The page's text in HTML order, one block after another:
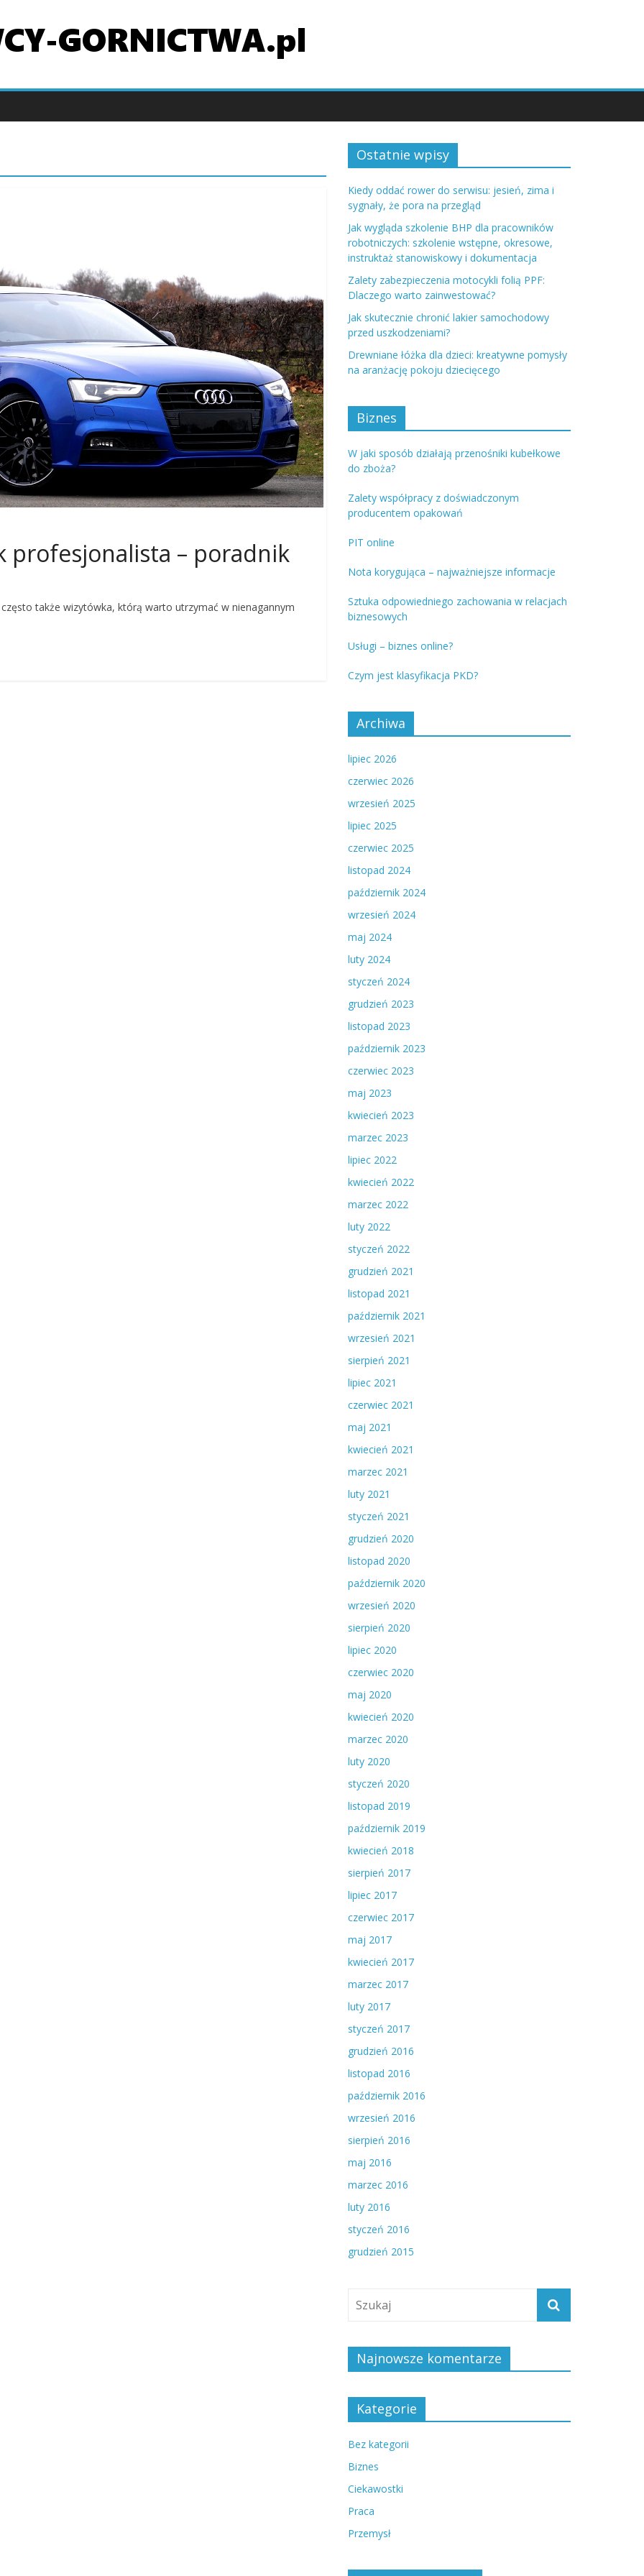
profesjonalista – poradnik
także wizytówka, którą warto utrzymać w nienagannym
Ostatnie wpisy
Kiedy oddać rower do serwisu: jesień, zima i
sygnały, że pora na przegląd
Jak wygląda szkolenie BHP dla pracowników
robotniczych: szkolenie wstępne, okresowe,
instruktaż stanowiskowy i dokumentacja
Zalety zabezpieczenia motocykli folią PPF:
Dlaczego warto zainwestować?
Jak skutecznie chronić lakier samochodowy
przed uszkodzeniami?
Drewniane łóżka dla dzieci: kreatywne pomysły
na aranżację pokoju dziecięcego
Biznes
W jaki sposób działają przenośniki kubełkowe
do zboża?
Zalety współpracy z doświadczonym
producentem opakowań
PIT online
Nota korygująca – najważniejsze informacje
Sztuka odpowiedniego zachowania w relacjach
biznesowych
Usługi – biznes online?
Czym jest klasyfikacja PKD?
Archiwa
lipiec 2026
czerwiec 2026
wrzesień 2025
lipiec 2025
czerwiec 2025
listopad 2024
październik 2024
wrzesień 2024
maj 2024
luty 2024
styczeń 2024
grudzień 2023
listopad 2023
październik 2023
czerwiec 2023
maj 2023
kwiecień 2023
marzec 2023
lipiec 2022
kwiecień 2022
marzec 2022
luty 2022
styczeń 2022
grudzień 2021
listopad 2021
październik 2021
wrzesień 2021
sierpień 2021
lipiec 2021
czerwiec 2021
maj 2021
kwiecień 2021
marzec 2021
luty 2021
styczeń 2021
grudzień 2020
listopad 2020
październik 2020
wrzesień 2020
sierpień 2020
lipiec 2020
czerwiec 2020
maj 2020
kwiecień 2020
marzec 2020
luty 2020
styczeń 2020
listopad 2019
październik 2019
kwiecień 2018
sierpień 2017
lipiec 2017
czerwiec 2017
maj 2017
kwiecień 2017
marzec 2017
luty 2017
styczeń 2017
grudzień 2016
listopad 2016
październik 2016
wrzesień 2016
sierpień 2016
maj 2016
marzec 2016
luty 2016
styczeń 2016
grudzień 2015
Najnowsze komentarze
Kategorie
Bez kategorii
Biznes
Ciekawostki
Praca
Przemysł